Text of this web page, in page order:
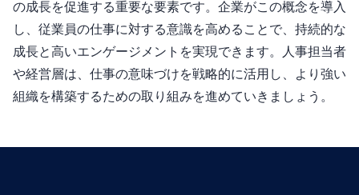
の成長を促進する重要な要素です。企業がこの概念を導入
し、従業員の仕事に対する意識を高めることで、持続的な
成長と高いエンゲージメントを実現できます。人事担当者
や経営層は、仕事の意味づけを戦略的に活用し、より強い
組織を構築するための取り組みを進めていきましょう。